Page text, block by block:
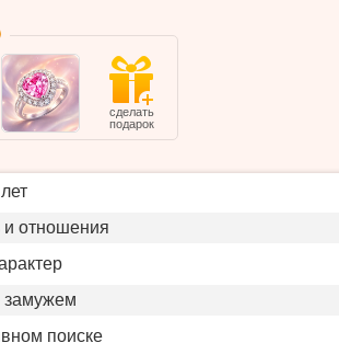
сделать
подарок
и отношения
замужем
поиске